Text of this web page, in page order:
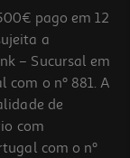
pago em 12
a
– Sucursal em
com o nº 881. A
de
com
com o nº